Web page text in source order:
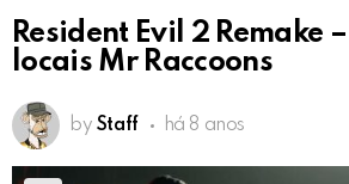
Resident Evil 2 Remake
locais Mr Raccoons
by Staff há 8 anos